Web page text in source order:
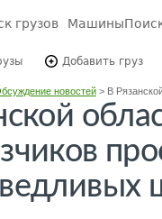
грузов Машины
Добавить груз
новостей> В